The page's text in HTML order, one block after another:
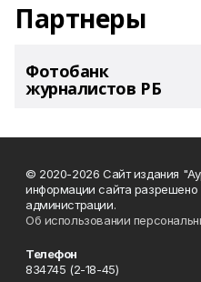
Партнеры
Фотобанк
журналистов РБ
© 2020-2026 Сайт издания
информации сайта разрешено
администрации.
Об использовании
Телефон
834745 (2-18-45)